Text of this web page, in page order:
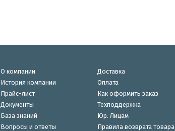
О компании
История компании
Прайс-лист
Документы
База знаний
Вопросы и ответы
Доставка
Оплата
Как оформить заказ
Техподдержка
Юр. Лицам
Правила возврата товара